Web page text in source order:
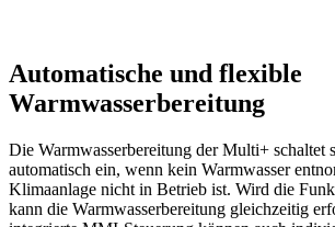
Automatische und flexible
Warmwasserbereitung
Die Warmwasserbereitung der Multi+ schaltet
automatisch ein, wenn kein Warmwasser
Klimaanlage nicht in Betrieb ist. Wird die
kann die Warmwasserbereitung gleichzeitig